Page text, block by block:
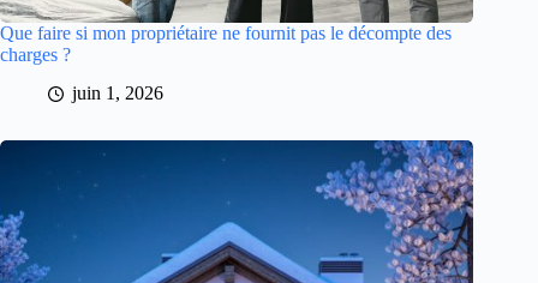
Que faire si mon propriétaire ne fournit pas le décompte des
charges ?
juin 1, 2026